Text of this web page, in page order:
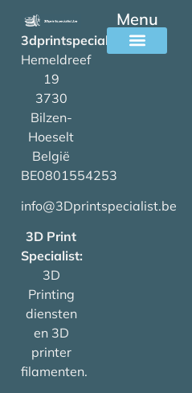
3dprintspecialist.be
Hemeldreef
19
3730
Bilzen-
Hoeselt
België
BE0801554253
info@3Dprintspecialist.be
3D Print
Specialist:
3D
Printing
diensten
en 3D
printer
filamenten.
Menu